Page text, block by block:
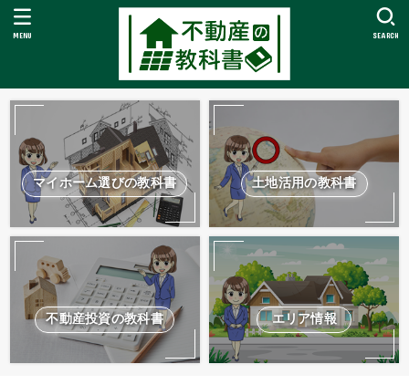
SEARCH
MENU
マイホーム選びの教科書 土地活用の教科書
不動産投資の教科書 エリア情報